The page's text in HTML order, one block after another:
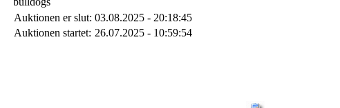
Auktionen er slut: 03.08.2025 - 20:18:45
Auktionen startet: 26.07.2025 - 10:59:54